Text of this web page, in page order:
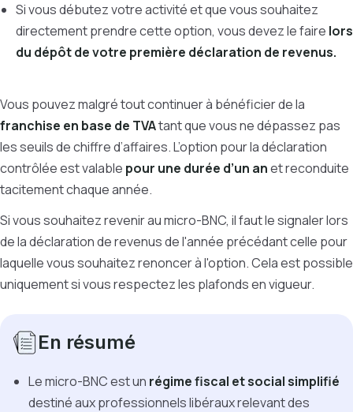
Si vous débutez votre activité et que vous souhaitez
directement prendre cette option, vous devez le faire lors
du dépôt de votre première déclaration de revenus.
Vous pouvez malgré tout continuer à bénéficier de la
franchise en base de TVAtant que vous ne dépassez pas
les seuils de chiffre d’affaires. L’option pour la déclaration
contrôlée est valable pour une durée d’un anet reconduite
tacitement chaque année.
Si vous souhaitez revenir au micro-BNC, il faut le signaler lors
de la déclaration de revenus de l'année précédant celle pour
laquelle vous souhaitez renoncer à l'option. Cela est possible
uniquement si vous respectez les plafonds en vigueur.
En résumé
Le micro-BNC est un régime fiscal et social simplifié
destiné aux professionnels libéraux relevant des